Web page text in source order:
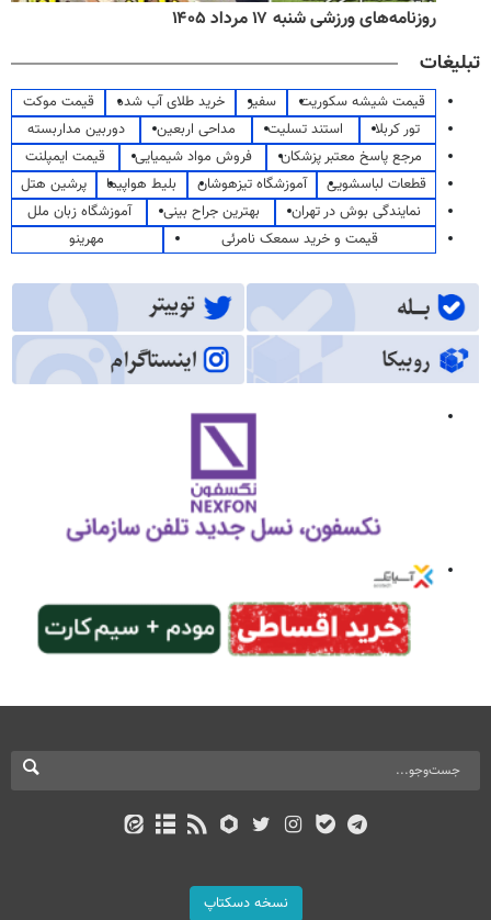
روزنامه‌های ورزشی شنبه ۱۷ مرداد ۱۴۰۵
تبلیغات
قیمت شیشه سکوریت سفیر خرید طلای آب شده
قیمت موکت
تور کربلا
استند تسلیت مداحی اربعین
دوربین مداربسته
مرجع پاسخ معتبر پزشکان
فروش مواد شیمیایی
قیمت ایمپلنت
قطعات لباسشویی
آموزشگاه تیزهوشان بلیط هواپیما
پرشین هتل
نمایندگی بوش در تهران
بهترین جراح بینی
آموزشگاه زبان ملل
قیمت و خرید سمعک نامرئی
مهرینو
نسخه دسکتاپ